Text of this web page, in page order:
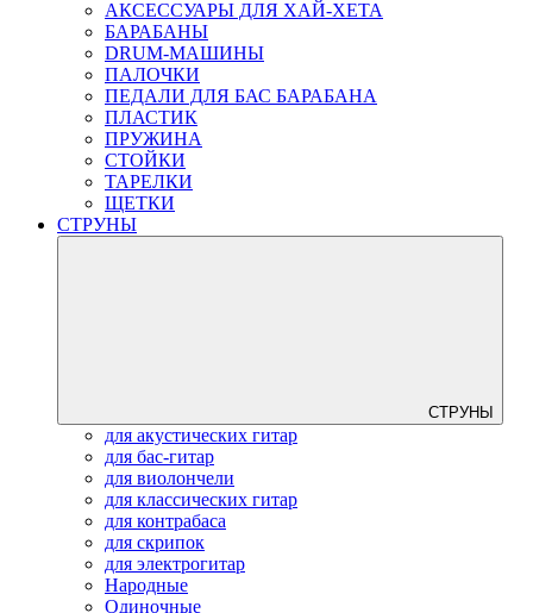
АКСЕССУАРЫ ДЛЯ ХАЙ-ХЕТА
БАРАБАНЫ
DRUM-МАШИНЫ
ПАЛОЧКИ
ПЕДАЛИ ДЛЯ БАС БАРАБАНА
ПЛАСТИК
ПРУЖИНА
СТОЙКИ
ТАРЕЛКИ
ЩЕТКИ
СТРУНЫ
СТРУНЫ
для акустических гитар
для бас-гитар
для виолончели
для классических гитар
для контрабаса
для скрипок
для электрогитар
Народные
Одиночные